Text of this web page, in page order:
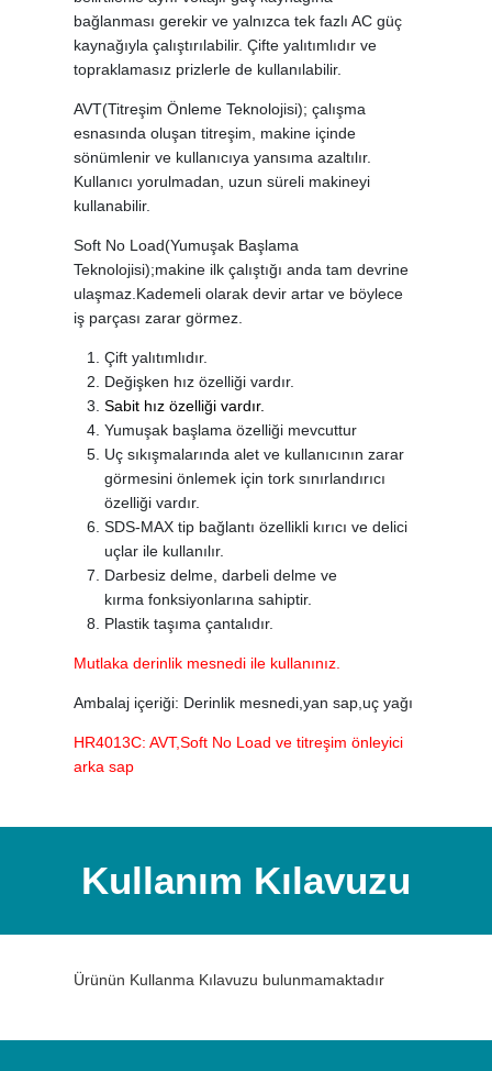
bağlanması gerekir ve yalnızca tek fazlı AC güç
kaynağıyla çalıştırılabilir. Çifte yalıtımlıdır ve
topraklamasız prizlerle de kullanılabilir.
AVT(Titreşim Önleme Teknolojisi); çalışma
esnasında oluşan titreşim, makine içinde
sönümlenir ve kullanıcıya yansıma azaltılır.
Kullanıcı yorulmadan, uzun süreli makineyi
kullanabilir.
Soft No Load(Yumuşak Başlama
Teknolojisi);makine ilk çalıştığı anda tam devrine
ulaşmaz.Kademeli olarak devir artar ve böylece
iş parçası zarar görmez.
Çift yalıtımlıdır.
Değişken hız özelliği vardır.
Sabit hız özelliği vardır.
Yumuşak başlama özelliği mevcuttur
Uç sıkışmalarında alet ve kullanıcının zarar
görmesini önlemek için tork sınırlandırıcı
özelliği vardır.
SDS-MAX tip bağlantı özellikli kırıcı ve delici
uçlar ile kullanılır.
Darbesiz delme, darbeli delme ve
kırma fonksiyonlarına sahiptir.
Plastik taşıma çantalıdır.
Mutlaka derinlik mesnedi ile kullanınız.
Ambalaj içeriği: Derinlik mesnedi,yan sap,uç yağı
HR4013C: AVT,Soft No Load ve titreşim önleyici
arka sap
Kullanım Kılavuzu
Ürünün Kullanma Kılavuzu bulunmamaktadır